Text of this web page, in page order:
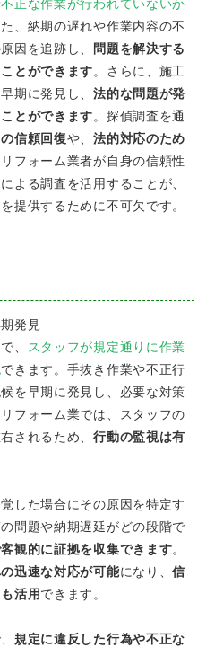
正な作業が行われていないか
、納期の遅れや作業内容の不
因を追跡し、 問題を解決する
とができます。さらに、施工
期に発見し、法的な問題が発
とができます。探偵調査を通
信頼回復や、法的対応のため
フォーム業者が自身の信頼性
よる調査を活用することが、
提供するために不可欠です。
発見
、
スタッフが規定通りに作業
できます。手抜き作業や不正行
を早期に発見し、必要な対策
フォーム業では、スタッフの
されるため、行動の監視は有
した場合にその原因を特定す
問題や納期遅延がどの段階で
観的に証拠を収集できます。
迅速な対応が可能になり、信
活用できます。
規定に違反した行為や不正な